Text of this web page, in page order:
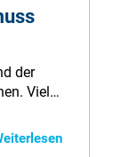
der
Viele
zu